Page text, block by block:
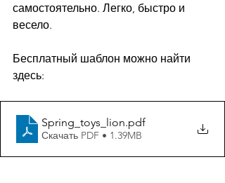
самостоятельно. Легко, быстро и
весело.
Бесплатный шаблон можно найти
здесь:
Spring_toys_lion.pdf
Скачать PDF • 1.39MB